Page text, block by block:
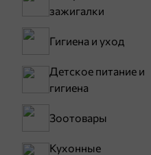
зажигалки
Гигиена и уход
Детское питание и
гигиена
Зоотовары
Кухонные